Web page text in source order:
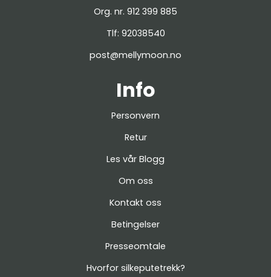
Org. nr. 912 399 885
Tlf: 92038540
post@mellymoon.no
Info
Personvern
Retur
Les vår Blogg
Om oss
Kontakt oss
Betingelser
Presseomtale
Hvorfor silkeputetrekk?